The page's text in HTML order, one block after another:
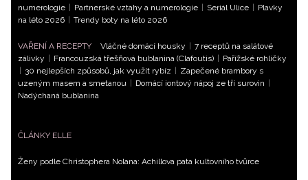
numerologie
Partnerské vztahy a numerologie Seriál Ulice
Plavky
na léto 2026
Trendy boty na léto 2026
VAŘENÍ A RECEPTY Vláčné domácí housky
7 receptů na salátové
zálivky
Francouzská třešňová bublanina (Clafoutis)
Pařížské rohlíčky
30 nejlepších způsobů, jak využít rybíz
Zapečené brambory s
uzeným masem a smetanou
Domácí iontový nápoj ze tří surovin
Nadýchaná bublanina
ČLÁNKY ELLE
Ženy podle Christophera Nolana: Achillova pata kultovního tvůrce